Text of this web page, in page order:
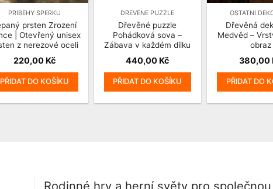
PŘÍBĚHY ŠPERKU
prsten Zrození
| Otevřený unisex
z nerezové oceli
220,00 Kč
PŘIDAT DO KOŠÍKU
DŘEVĚNÉ PUZZLE
Dřevěné puzzle
Pohádková sova –
Zábava v každém dílku
440,00 Kč
PŘIDAT DO KOŠÍKU
OSTATNÍ
Dřevěná
Medvěd –
obraz
380,00
PŘIDAT DO
Rodinné hry a herní světy pro